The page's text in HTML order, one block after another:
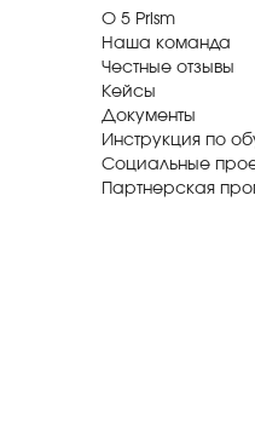
О 5 Prism
Наша команда
Честные отзывы
Кейсы
Документы
Инструкция по
Социальные
Партнерская